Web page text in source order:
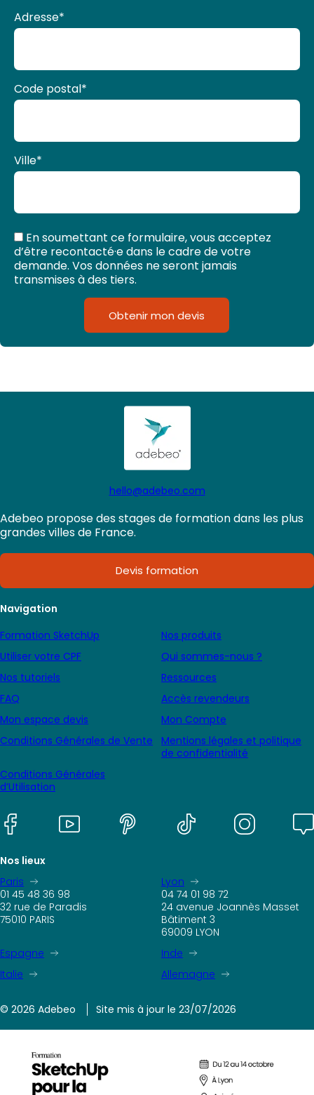
Adresse*
Code postal*
Ville*
En soumettant ce formulaire, vous acceptez
d’être recontacté·e dans le cadre de votre
demande. Vos données ne seront jamais
transmises à des tiers.
Obtenir mon devis
hello@adebeo.com
Adebeo propose des stages de formation dans les plus
grandes villes de France.
Devis formation
Navigation
Formation SketchUp
Nos produits
Utiliser votre CPF
Qui sommes-nous ?
Nos tutoriels
Ressources
FAQ
Accès revendeurs
Mon espace devis
Mon Compte
Conditions Générales de Vente
Mentions légales et politique
de confidentialité
Conditions Générales
d’Utilisation
Nos lieux
Paris
01 45 48 36 98
32 rue de Paradis
75010 PARIS
Lyon
04 74 01 98 72
24 avenue Joannès Masset
Bâtiment 3
69009 LYON
Espagne
Inde
Italie
Allemagne
© 2026 Adebeo Site mis à jour le 23/07/2026